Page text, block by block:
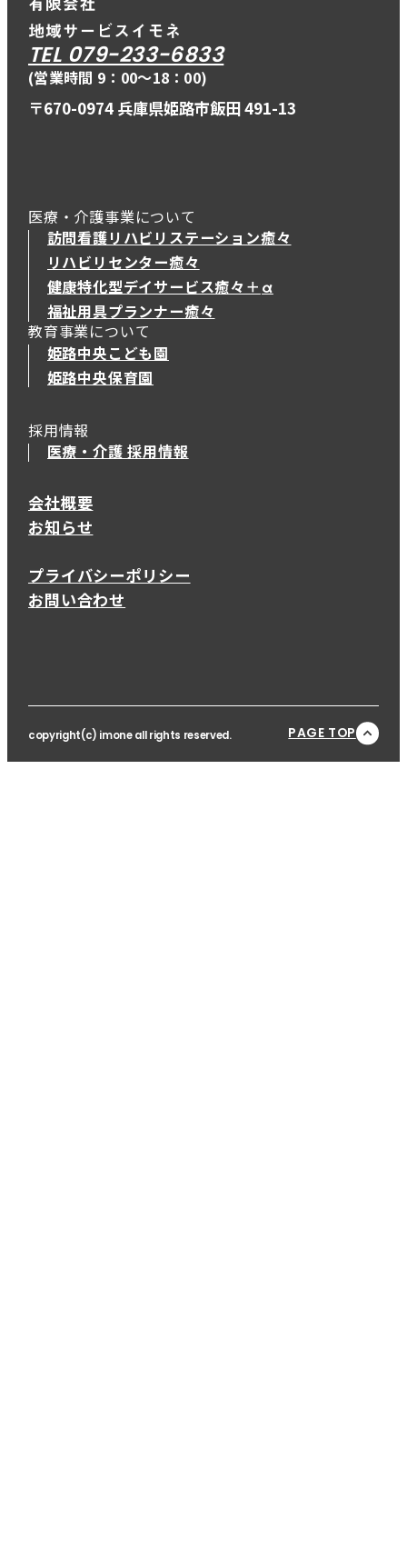
TEL 079-233-6833
(営業時間 9：00〜18：00)
〒670-0974 兵庫県姫路市飯田 491-13
医療・介護事業について
訪問看護リハビリステーション癒々
リハビリセンター癒々
健康特化型デイサービス癒々＋ α
健康特化型デイサービス癒々＋
福祉用具プランナー癒々
教育事業について
姫路中央こども園
姫路中央保育園
採用情報
医療・介護 採用情報
会社概要
お知らせ
プライバシーポリシー
お問い合わせ
copyright(c) imone all rights reserved. PAGE TOP